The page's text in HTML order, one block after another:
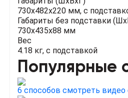
730x482x220 мм, с
Габариты без подставки
730x435x88 мм
Вес
4.18 кг, с подставкой
Популярные
6 способов смотреть видео